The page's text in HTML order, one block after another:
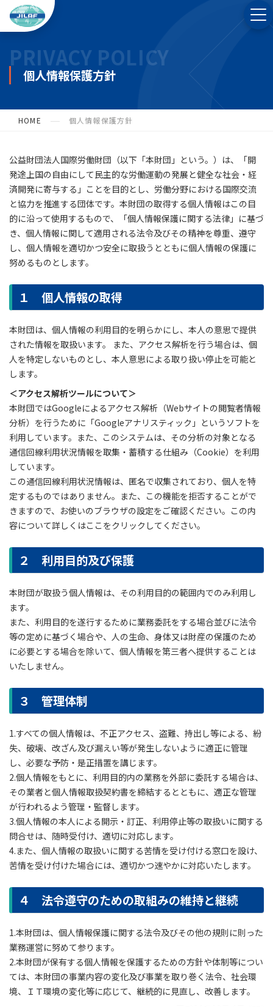
PRIVACY POLICY
個人情報保護方針
HOME 個人情報保護方針
公益財団法人国際労働財団（以下「本財団」という。）は、「開
発途上国の自由にして民主的な労働運動の発展と健全な社会・経
済開発に寄与する」ことを目的とし、労働分野における国際交流
と協力を推進する団体です。本財団の取得する個人情報はこの目
的に沿って使用するもので、「個人情報保護に関する法律」に基づ
き、個人情報に関して適用される法令及びその精神を尊重、遵守
し、個人情報を適切かつ安全に取扱うとともに個人情報の保護に
努めるものとします。
１ 個人情報の取得
本財団は、個人情報の利用目的を明らかにし、本人の意思で提供
された情報を取扱います。 また、アクセス解析を行う場合は、個
人を特定しないものとし、本人意思による取り扱い停止を可能と
します。
＜アクセス解析ツールについて＞
本財団ではGoogleによるアクセス解析（Webサイトの閲覧者情報
分析）を行うために「Googleアナリスティック」というソフトを
利用しています。また、このシステムは、その分析の対象となる
通信回線利用状況情報を取集・蓄積する仕組み（Cookie）を利用
しています。
この通信回線利用状況情報は、匿名で収集されており、個人を特
定するものではありません。また、この機能を拒否することがで
きますので、お使いのブラウザの設定をご確認ください。この内
容について詳しくはここをクリックしてください。
２ 利用目的及び保護
本財団が取扱う個人情報は、その利用目的の範囲内でのみ利用し
ます。
また、利用目的を遂行するために業務委託をする場合並びに法令
等の定めに基づく場合や、人の生命、身体又は財産の保護のため
に必要とする場合を除いて、個人情報を第三者へ提供することは
いたしません。
３ 管理体制
1.すべての個人情報は、不正アクセス、盗難、持出し等による、紛
失、破壊、改ざん及び漏えい等が発生しないように適正に管理
し、必要な予防・是正措置を講じます。
2.個人情報をもとに、利用目的内の業務を外部に委託する場合は、
その業者と個人情報取扱契約書を締結するとともに、適正な管理
が行われるよう管理・監督します。
3.個人情報の本人による開示・訂正、利用停止等の取扱いに関する
問合せは、随時受付け、適切に対応します。
4.また、個人情報の取扱いに関する苦情を受け付ける窓口を設け、
苦情を受け付けた場合には、適切かつ速やかに対応いたします。
４ 法令遵守のための取組みの維持と継続
1.本財団は、個人情報保護に関する法令及びその他の規則に則った
業務運営に努めて参ります。
2.本財団が保有する個人情報を保護するための方針や体制等につい
ては、本財団の事業内容の変化及び事業を取り巻く法令、社会環
境、ＩＴ環境の変化等に応じて、継続的に見直し、改善します。